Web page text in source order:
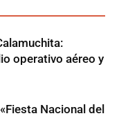
operativo aéreo y
Nacional del